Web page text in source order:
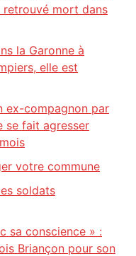
retrouvé mort dans
la Garonne à
elle est
ex-compagnon par
se fait agresser
votre commune
soldats
sa conscience » :
Briançon pour son